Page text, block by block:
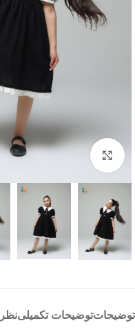
بزرگنمایی تصویر
توضیحاتتوضیحات تکمیلی